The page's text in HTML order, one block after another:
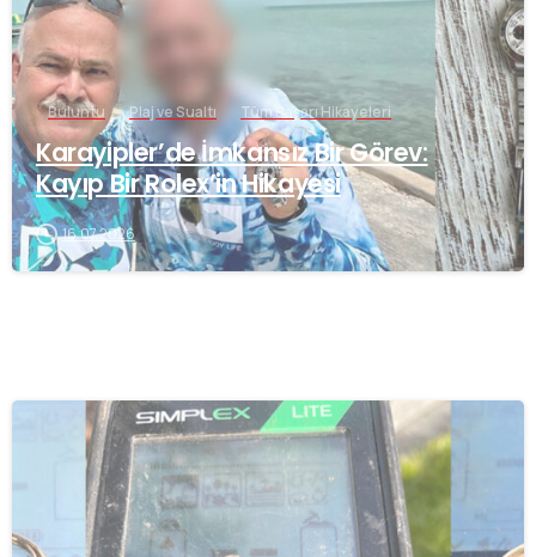
Buluntu Plaj ve Sualtı Tüm Başarı Hikayeleri
Karayipler’de İmkansız Bir Görev:
Kayıp Bir Rolex’in Hikayesi
16.07.2026